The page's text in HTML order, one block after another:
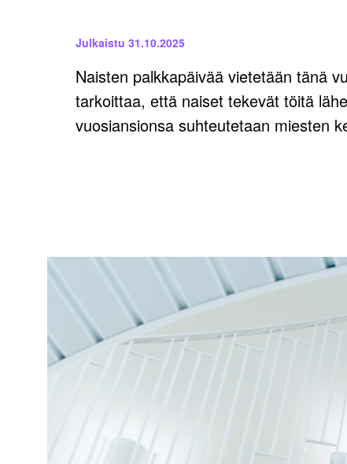
Julkaistu 31.10.2025
Naisten palkkapäivää vietetään tänä
tarkoittaa, että naiset tekevät töitä
vuosiansionsa suhteutetaan miesten